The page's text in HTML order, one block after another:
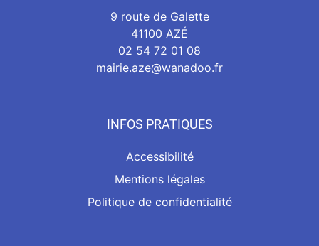
9 route de Galette
41100 AZÉ
02 54 72 01 08
mairie.aze@wanadoo.fr
INFOS PRATIQUES
Accessibilité
Mentions légales
Politique de confidentialité